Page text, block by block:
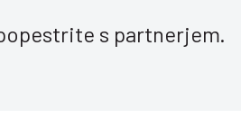
s partnerjem.